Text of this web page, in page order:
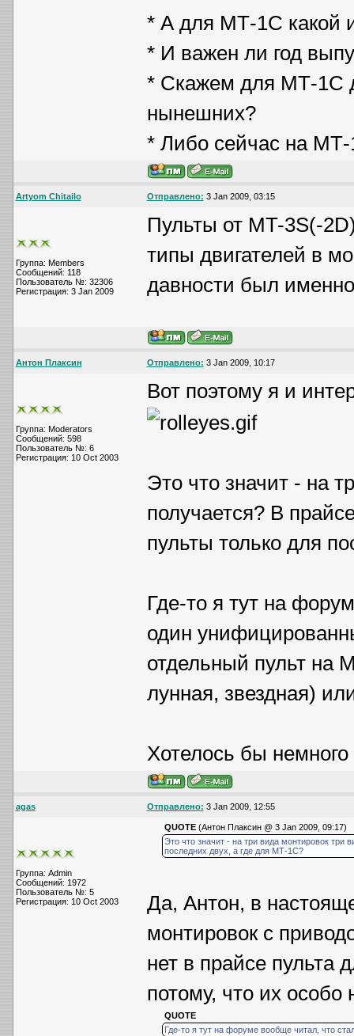
* А для МТ-1С какой
* И важен ли год
* Скажем для МТ-1С
нынешних?
* Либо сейчас на МТ-
Artyom Chitailo Отправлено: 3 Jan 2009, 03:15
Группа: Members
Сообщений: 118
Пользователь №: 32306
Регистрация: 3 Jan 2009
Пульты от MT-3S(-
типы двигателей в
давности был
Антон Плаксин Отправлено: 3 Jan 2009, 10:17
Группа: Moderators
Сообщений: 598
Пользователь №: 6
Регистрация: 10 Oct 2003
Вот поэтому я и
Это что значит - на
получается? В
пульты только для
Где-то я тут на
один
отдельный пульт на
лунная, звездная)
Хотелось бы немного
agas Отправлено: 3 Jan 2009, 12:55
Группа: Admin
Сообщений: 1972
Пользователь №: 5
Регистрация: 10 Oct 2003
QUOTE (Антон Плаксин @ 3 Jan 2009, 09:17)
Это что значит - на три вида монтировок
последних двух, а где для МТ-1С?
Да, Антон, в
монтировок с
нет в прайсе
потому, что их особо
QUOTE
Где-то я тут на форуме вообще читал, что